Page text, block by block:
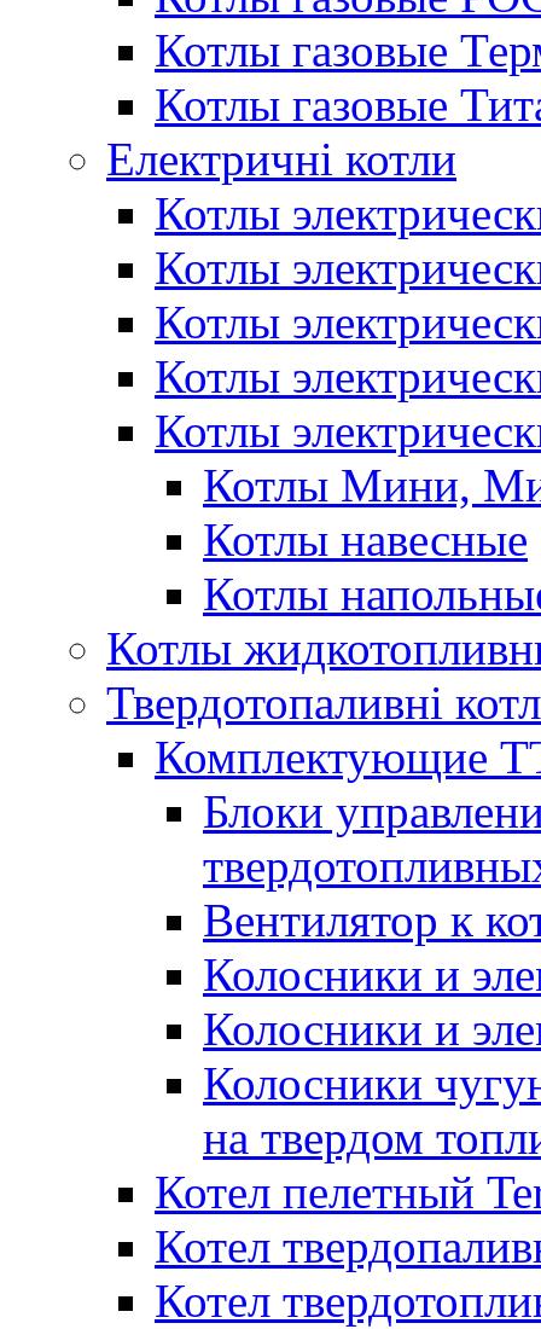
Котлы газовые
Котлы газовые
Електричні котли
Котлы
Котлы
Котлы
Котлы
Котлы
Котлы Мини,
Котлы навесные
Котлы
Котлы
Твердотопаливні
Комплектующие
Блоки
Вентилятор к
Колосники и
Колосники и
Колосники
на твердом
Котел пелетный
Котел
Котел